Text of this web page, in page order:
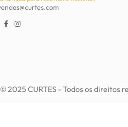
© 2025 CURTES - Todos os direitos